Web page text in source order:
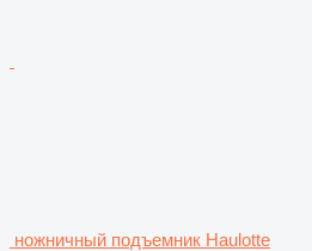
ножничный подъемник Haulotte